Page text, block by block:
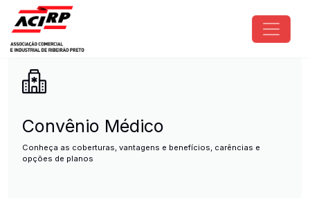
Pular para o conteúdo principal
ACIRP - Associação Comercial
Convênio Médico
Conheça as coberturas, vantagens e benefícios, carências e
opções de planos